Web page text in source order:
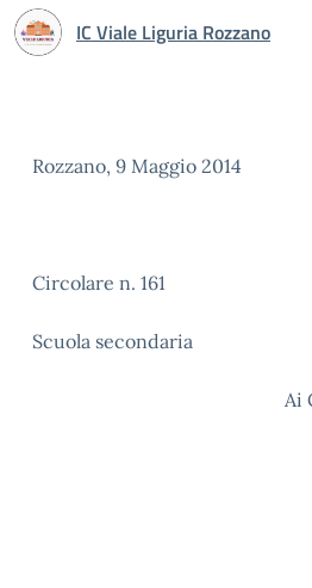
IC Viale Liguria Rozzano
Rozzano, 9 Maggio 2014
Circolare n. 161
Scuola secondaria
Ai